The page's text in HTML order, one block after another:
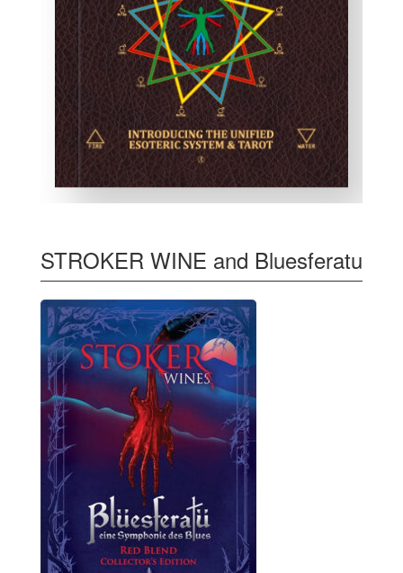
STROKER WINE and Bluesferatu